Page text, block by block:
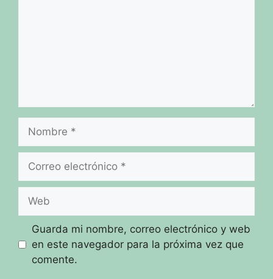
electrónico
Guarda mi nombre, correo electrónico y web
en este navegador para la próxima vez que
comente.